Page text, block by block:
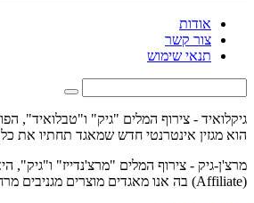
אודות
צור קשר
תנאי שימוש
גיקלואיד - צירוף המלים "גיק" ו"טבלואיד",
הוא מגזין אינטרנטי חדש שמאגד תחתיו את כל
מרצ'ן-גיק - צירוף המלים "מרצ'נדייז" ו"גיק",
(Affiliate) בה אנו מאגדים מוצרים מגניבים מרחבי הרשת.